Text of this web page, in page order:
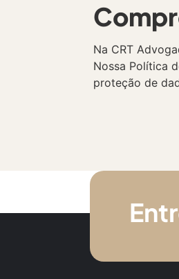
Na CRT
Nossa Política
proteção de